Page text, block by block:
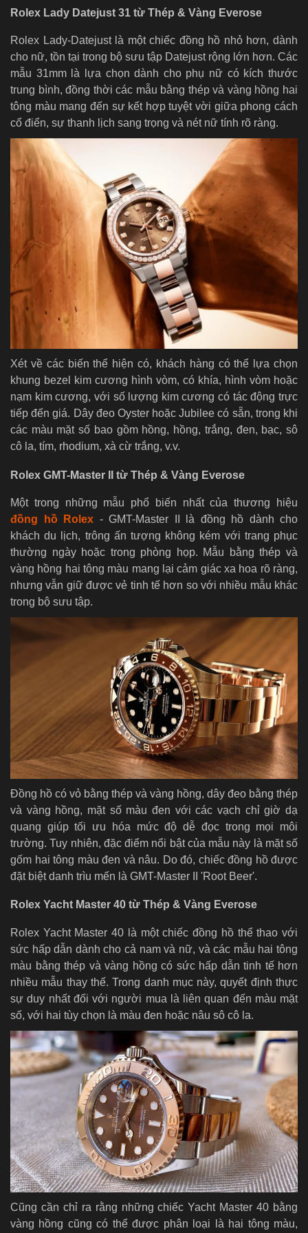
Rolex Lady Datejust 31 từ Thép & Vàng Everose
Rolex Lady-Datejust là một chiếc đồng hồ nhỏ hơn, dành
cho nữ, tồn tại trong bộ sưu tập Datejust rộng lớn hơn. Các
mẫu 31mm là lựa chọn dành cho phụ nữ có kích thước
trung bình, đồng thời các mẫu bằng thép và vàng hồng hai
tông màu mang đến sự kết hợp tuyệt vời giữa phong cách
cổ điển, sự thanh lịch sang trọng và nét nữ tính rõ ràng.
Xét về các biến thể hiện có, khách hàng có thể lựa chọn
khung bezel kim cương hình vòm, có khía, hình vòm hoặc
nạm kim cương, với số lượng kim cương có tác động trực
tiếp đến giá. Dây đeo Oyster hoặc Jubilee có sẵn, trong khi
các màu mặt số bao gồm hồng, hồng, trắng, đen, bạc, sô
cô la, tím, rhodium, xà cừ trắng, v.v.
Rolex GMT-Master II từ Thép & Vàng Everose
Một trong những mẫu phổ biến nhất của thương hiệu
đồng hồ Rolex - GMT-Master II là đồng hồ dành cho
khách du lịch, trông ấn tượng không kém với trang phục
thường ngày hoặc trong phòng họp. Mẫu bằng thép và
vàng hồng hai tông màu mang lại cảm giác xa hoa rõ ràng,
nhưng vẫn giữ được vẻ tinh tế hơn so với nhiều mẫu khác
trong bộ sưu tập.
Đồng hồ có vỏ bằng thép và vàng hồng, dây đeo bằng thép
và vàng hồng, mặt số màu đen với các vạch chỉ giờ dạ
quang giúp tối ưu hóa mức độ dễ đọc trong mọi môi
trường. Tuy nhiên, đặc điểm nổi bật của mẫu này là mặt số
gốm hai tông màu đen và nâu. Do đó, chiếc đồng hồ được
đặt biệt danh trìu mến là GMT-Master II 'Root Beer'.
Rolex Yacht Master 40 từ Thép & Vàng Everose
Rolex Yacht Master 40 là một chiếc đồng hồ thể thao với
sức hấp dẫn dành cho cả nam và nữ, và các mẫu hai tông
màu bằng thép và vàng hồng có sức hấp dẫn tinh tế hơn
nhiều mẫu thay thế. Trong danh mục này, quyết định thực
sự duy nhất đối với người mua là liên quan đến màu mặt
số, với hai tùy chọn là màu đen hoặc nâu sô cô la.
Cũng cần chỉ ra rằng những chiếc Yacht Master 40 bằng
vàng hồng cũng có thể được phân loại là hai tông màu,